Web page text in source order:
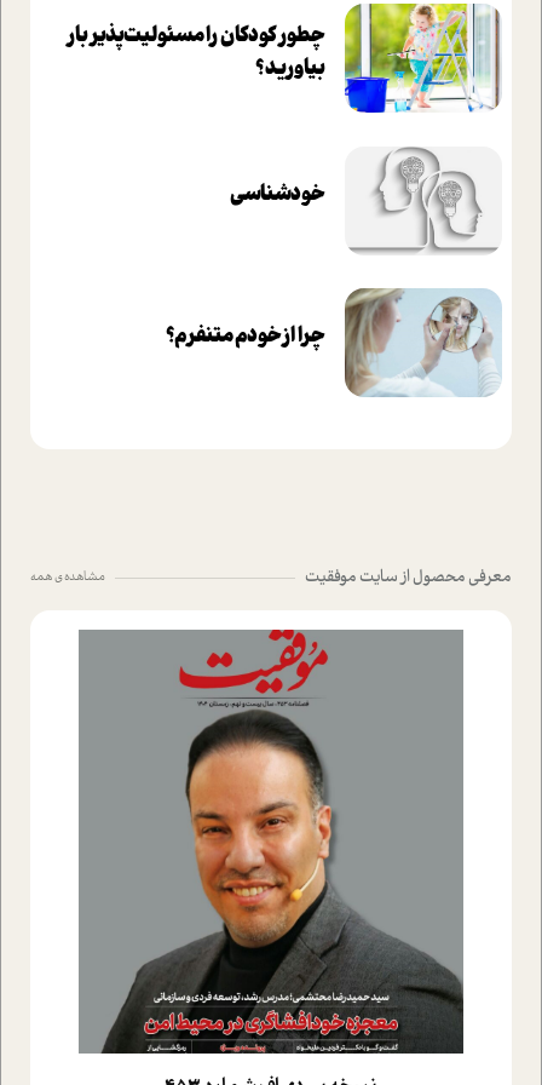
چطور کودکان را مسئولیت‌پذیر بار
بیاورید؟
خودشناسی
چرا از خودم متنفرم؟
معرفی محصول از سایت موفقیت مشاهده ی همه